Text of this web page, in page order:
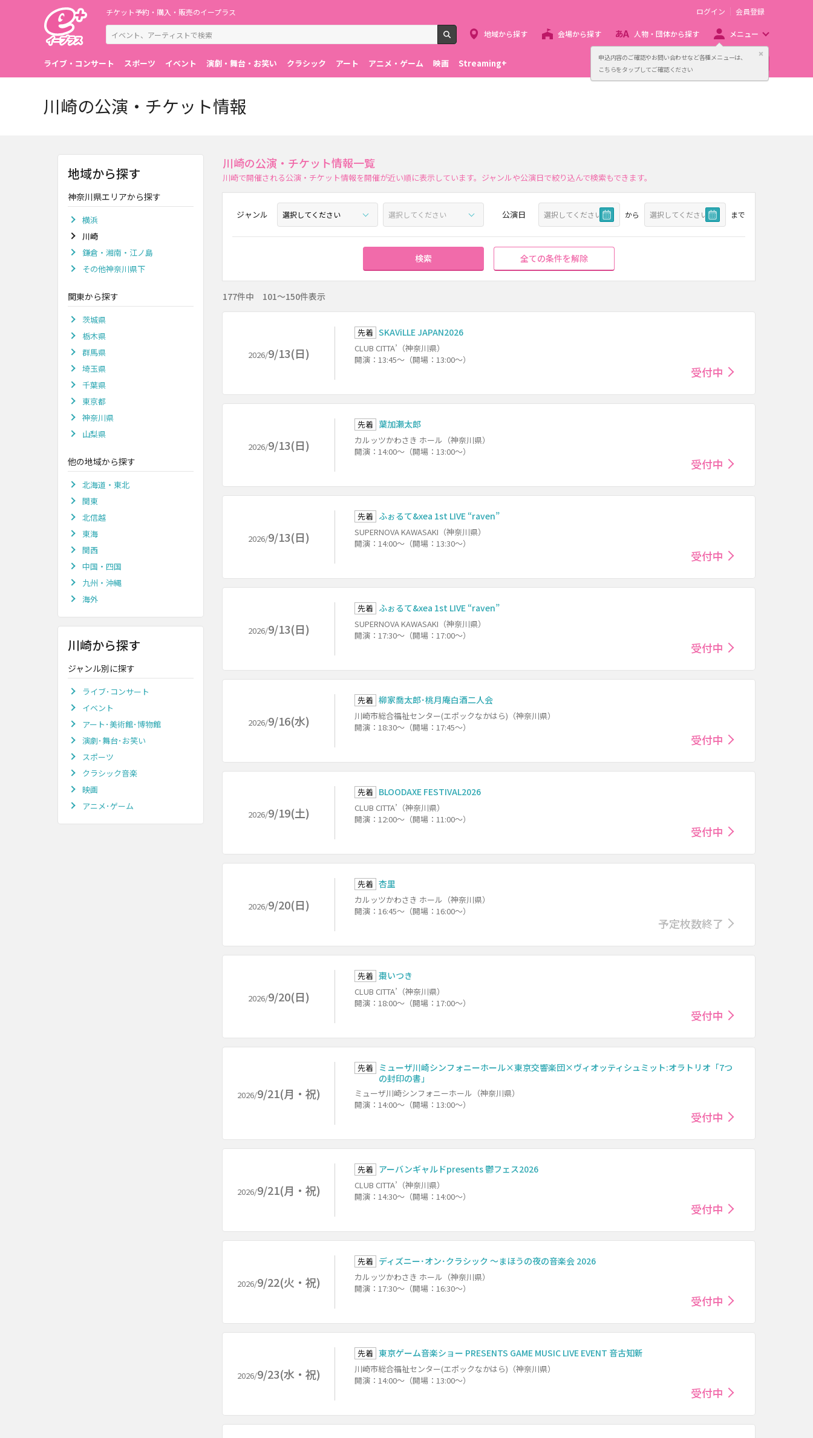
申込内容のご確認やお問い合わせなど各種メニューは、
こちらをタップしてご確認ください
閉じる
チケット予約・購入・販売のイープラス
検索
ログイン 会員登録
地域から探す 会場から探す 人物・団体から探す メニュー
ライブ・コンサート スポーツ イベント 演劇・舞台・お笑い クラシック アート アニメ・ゲーム 映画 Streaming+ 主催者向け販売サービス
川崎の公演・チケット情報
川崎の公演・チケット情報一覧
川崎で開催される公演・チケット情報を開催が近い順に表示しています。ジャンルや公演日で絞り込んで検索もできます。
ジャンル 公演日 から まで
検索 全ての条件を解除
177件中 101～150件表示
2026/9/13(日)
先着 SKAViLLE JAPAN2026
CLUB CITTA’（神奈川県）
開演：13:45～（開場：13:00～）
受付中
2026/9/13(日)
先着 葉加瀬太郎
カルッツかわさき ホール（神奈川県）
開演：14:00～（開場：13:00～）
受付中
2026/9/13(日)
先着 ふぉるて&xea 1st LIVE “raven”
SUPERNOVA KAWASAKI（神奈川県）
開演：14:00～（開場：13:30～）
受付中
2026/9/13(日)
先着 ふぉるて&xea 1st LIVE “raven”
SUPERNOVA KAWASAKI（神奈川県）
開演：17:30～（開場：17:00～）
受付中
2026/9/16(水)
先着 柳家喬太郎･桃月庵白酒二人会
川崎市総合福祉センター(エポックなかはら)（神奈川県）
開演：18:30～（開場：17:45～）
受付中
2026/9/19(土)
先着 BLOODAXE FESTIVAL2026
CLUB CITTA’（神奈川県）
開演：12:00～（開場：11:00～）
受付中
2026/9/20(日)
先着 杏里
カルッツかわさき ホール（神奈川県）
開演：16:45～（開場：16:00～）
予定枚数終了
2026/9/20(日)
先着 棗いつき
CLUB CITTA’（神奈川県）
開演：18:00～（開場：17:00～）
受付中
2026/9/21(月・祝)
先着
ミューザ川崎シンフォニーホール×東京交響楽団×ヴィオッティシュミット:オラトリオ「7つ
の封印の書」
ミューザ川崎シンフォニーホール（神奈川県）
開演：14:00～（開場：13:00～）
受付中
2026/9/21(月・祝)
先着 アーバンギャルドpresents 鬱フェス2026
CLUB CITTA’（神奈川県）
開演：14:30～（開場：14:00～）
受付中
2026/9/22(火・祝)
先着 ディズニー･オン･クラシック ～まほうの夜の音楽会 2026
カルッツかわさき ホール（神奈川県）
開演：17:30～（開場：16:30～）
受付中
2026/9/23(水・祝)
先着 東京ゲーム音楽ショー PRESENTS GAME MUSIC LIVE EVENT 音古知新
川崎市総合福祉センター(エポックなかはら)（神奈川県）
開演：14:00～（開場：13:00～）
受付中
地域から探す
神奈川県エリアから探す
横浜
川崎
鎌倉・湘南・江ノ島
その他神奈川県下
関東から探す
茨城県
栃木県
群馬県
埼玉県
千葉県
東京都
神奈川県
山梨県
他の地域から探す
北海道・東北
関東
北信越
東海
関西
中国・四国
九州・沖縄
海外
川崎から探す
ジャンル別に探す
ライブ･コンサート
イベント
アート･美術館･博物館
演劇･舞台･お笑い
スポーツ
クラシック音楽
映画
アニメ･ゲーム